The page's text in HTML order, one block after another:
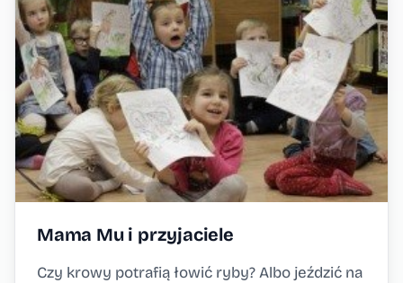
Mama Mu i przyjaciele
Czy krowy potrafią łowić ryby? Albo jeździć na